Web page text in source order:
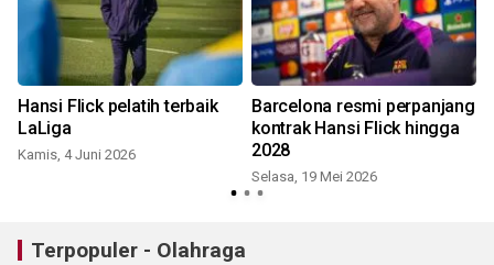
Hansi Flick pelatih terbaik
LaLiga
Kamis, 4 Juni 2026
Barcelona resmi perpanjang
kontrak Hansi Flick hingga
2028
Selasa, 19 Mei 2026
Terpopuler - Olahraga